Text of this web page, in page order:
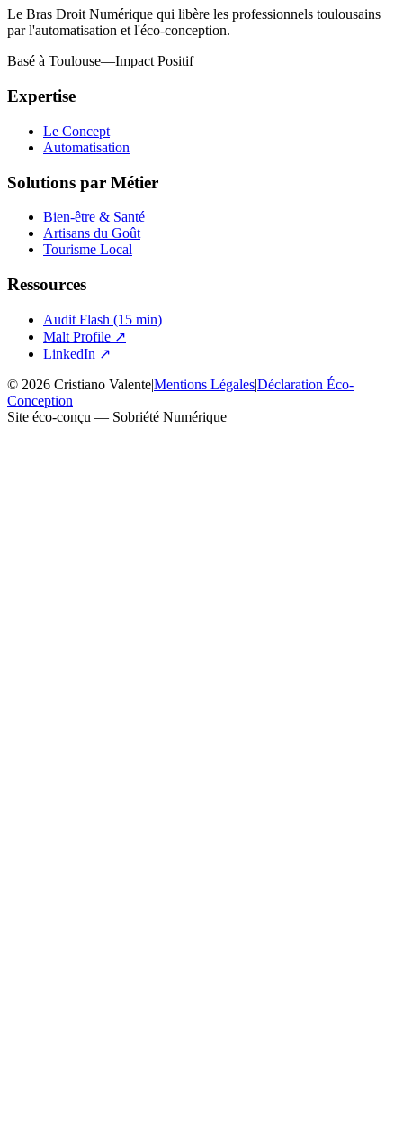
Le Bras Droit Numérique qui libère les professionnels toulousains
par l'automatisation et l'éco-conception.
Basé à Toulouse—Impact Positif
Expertise
Le Concept
Automatisation
Solutions par Métier
Bien-être & Santé
Artisans du Goût
Tourisme Local
Ressources
Audit Flash (15 min)
Malt Profile ↗
LinkedIn ↗
© 2026 Cristiano Valente|Mentions Légales|Déclaration Éco-
Conception
Site éco-conçu — Sobriété Numérique